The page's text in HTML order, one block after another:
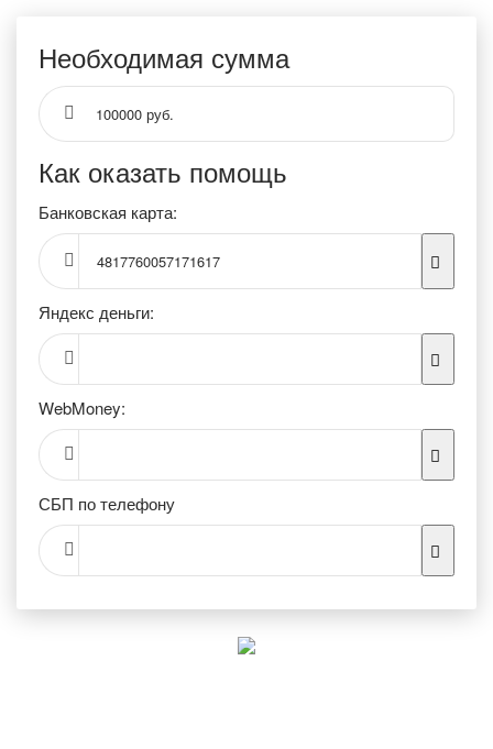
Необходимая сумма
100000 руб.
Как оказать помощь
Банковская карта:
4817760057171617
Яндекс деньги:
WebMoney:
СБП по телефону